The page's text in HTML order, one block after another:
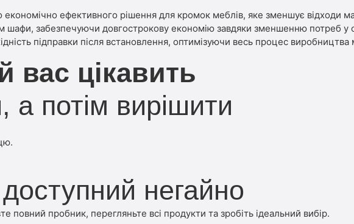
ефективного рішення для кромок меблів, яке зменшує відходи
шафи, забезпечуючи довгострокову економію завдяки зменшенню потреб у
підправки після встановлення, оптимізуючи весь процес виробництва
вас цікавить
потім вирішити
негайно
пробник, перегляньте всі продукти та зробіть ідеальний вибір.